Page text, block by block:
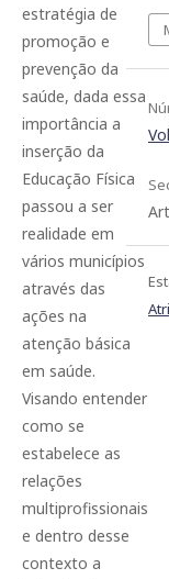
estratégia de
promoção e
prevenção da
saúde, dada essa
importância a
inserção da
Educação Física
passou a ser
realidade em
vários municípios
através das
ações na
atenção básica
em saúde.
Visando entender
como se
estabelece as
relações
multiprofissionais
e dentro desse
contexto a